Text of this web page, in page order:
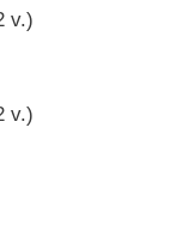
v.)
v.)